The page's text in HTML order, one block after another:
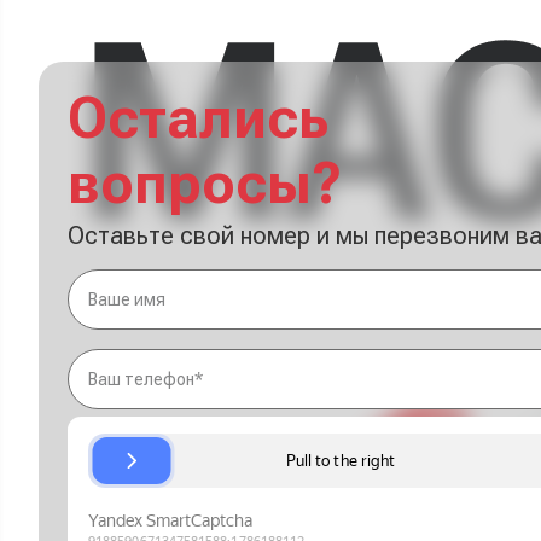
Остались
вопросы?
Оставьте свой номер и мы перезвоним